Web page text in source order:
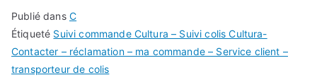
Publié dans C
Étiqueté Suivi commande Cultura – Suivi colis Cultura-
Contacter – réclamation – ma commande – Service client –
transporteur de colis